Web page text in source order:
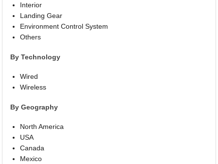
Interior
Landing Gear
Environment Control System
Others
By Technology
Wired
Wireless
By Geography
North America
USA
Canada
Mexico